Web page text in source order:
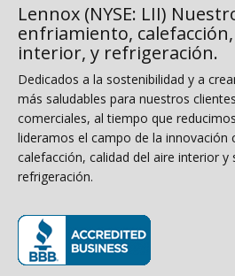
Lennox (NYSE: LII)
enfriamiento,
interior, y refrigeración.
Dedicados a la sostenibilidad y a
más saludables para nuestros
comerciales, al tiempo que
lideramos el campo de la innovación
calefacción, calidad del aire interior y
refrigeración.